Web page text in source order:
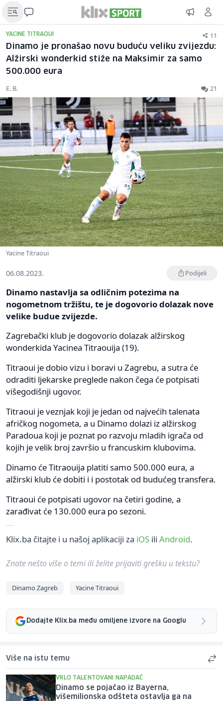
YACINE TITRAOUI 11
Dinamo je pronašao novu buduću veliku zvijezdu:
Alžirski wonderkid stiže na Maksimir za samo
500.000 eura
E. B. 21
Yacine Titraoui
06.08.2023. Podijeli
Dinamo nastavlja sa odličnim potezima na
nogometnom tržištu, te je dogovorio dolazak nove
velike budue zvijezde.
Zagrebački klub je dogovorio dolazak alžirskog
wonderkida Yacinea Titraouija (19).
Titraoui je dobio vizu i boravi u Zagrebu, a sutra će
odraditi ljekarske preglede nakon čega će potpisati
višegodišnji ugovor.
Titraoui je veznjak koji je jedan od najvećih talenata
afričkog nogometa, a u Dinamo dolazi iz alžirskog
Paradoua koji je poznat po razvoju mladih igrača od
kojih je velik broj završio u francuskim klubovima.
Dinamo će Titraouija platiti samo 500.000 eura, a
alžirski klub će dobiti i i postotak od budućeg transfera.
Titraoui će potpisati ugovor na četiri godine, a
zarađivat će 130.000 eura po sezoni.
Klix.ba čitajte i u našoj aplikaciji za iOS ili Android.
Znate nešto više o temi ili želite prijaviti grešku u tekstu?
Dinamo Zagreb Yacine Titraoui
Dodajte Klix.ba među omiljene izvore na Googlu
Više na istu temu
VRLO TALENTOVANI NAPADAČ
Dinamo se pojačao iz Bayerna,
višemilionska odšteta ostavlja ga na